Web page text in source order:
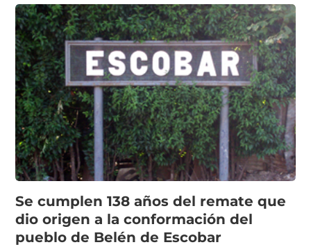
Se cumplen 138 años del remate que
dio origen a la conformación del
pueblo de Belén de Escobar